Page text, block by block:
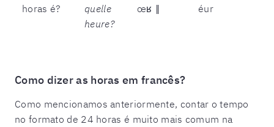
horas é?
quelle
heure?
œʁ ‖
éur
Como dizer as horas em francês?
Como mencionamos anteriormente, contar o tempo
no formato de 24 horas é muito mais comum na